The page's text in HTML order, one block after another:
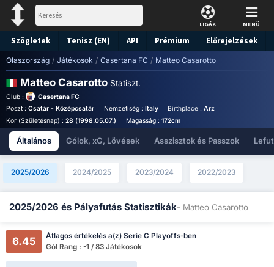
LIGÁK MENÜ
Szögletek Tenisz (EN) API Prémium Előrejelzések
Olaszország / Játékosok / Casertana FC / Matteo Casarotto
Matteo Casarotto Statiszt.
Club :
Casertana FC
Poszt : Csatár - Középcsatár Nemzetiség : Italy Birthplace :Arzignano - Italy
Kor (Születésnap) : 28 (1998.05.07.) Magasság : 172cm
Általános Gólok, xG, Lövések Asszisztok és Passzok
2025/2026 2024/2025 2023/2024 2022/2023
2025/2026 és Pályafutás Statisztikák- Matteo Casarotto
6.45
Átlagos értékelés a(z) Serie C Playoffs-ben
Gól Rang : -1 / 83 Játékosok